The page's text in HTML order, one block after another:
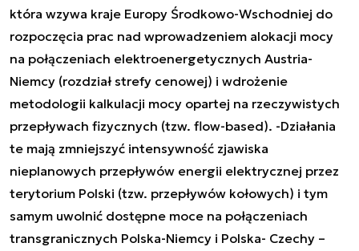
która wzywa kraje Europy Środkowo-Wschodniej do
rozpoczęcia prac nad wprowadzeniem alokacji mocy
na połączeniach elektroenergetycznych Austria-
Niemcy (rozdział strefy cenowej) i wdrożenie
metodologii kalkulacji mocy opartej na rzeczywistych
przepływach fizycznych (tzw. flow-based). -Działania
te mają zmniejszyć intensywność zjawiska
nieplanowych przepływów energii elektrycznej przez
terytorium Polski (tzw. przepływów kołowych) i tym
samym uwolnić dostępne moce na połączeniach
transgranicznych Polska-Niemcy i Polska- Czechy –